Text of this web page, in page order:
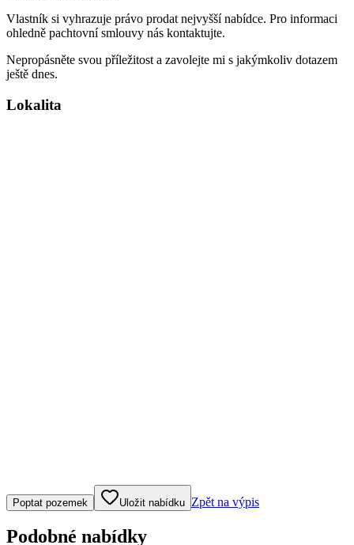
Vlastník si vyhrazuje právo prodat nejvyšší nabídce. Pro informaci
ohledně pachtovní smlouvy nás kontaktujte.
Nepropásněte svou příležitost a zavolejte mi s jakýmkoliv dotazem
ještě dnes.
Lokalita
Klepněte nebo klikněte pro ovládání mapy
Poptat pozemek Uložit nabídku Zpět na výpis
Podobné nabídky